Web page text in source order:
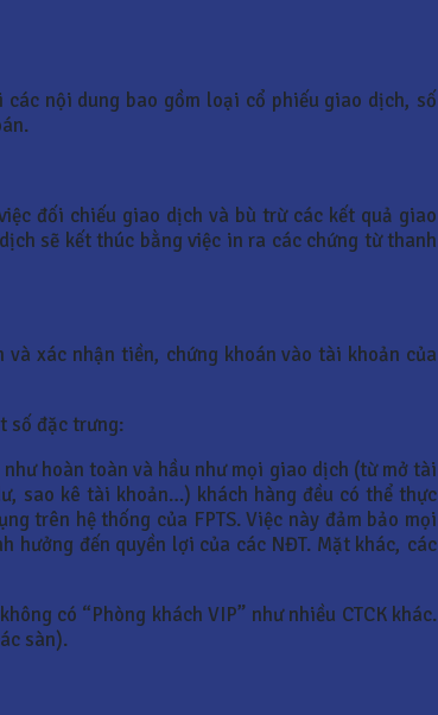
nội dung bao gồm loại cổ phiếu giao dịch, số
đối chiếu giao dịch và bù trừ các kết quả giao
sẽ kết thúc bằng việc in ra các chứng từ thanh
xác nhận tiền, chứng khoán vào tài khoản của
số đặc trưng:
hoàn toàn và hầu như mọi giao dịch (từ mở tài
sao kê tài khoản…) khách hàng đều có thể thực
trên hệ thống của FPTS. Việc này đảm bảo mọi
hưởng đến quyền lợi của các NĐT. Mặt khác, các
có “Phòng khách VIP” như nhiều CTCK khác.
sàn).